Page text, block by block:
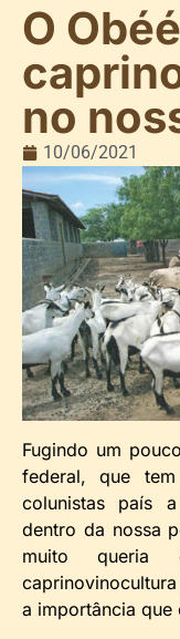
O
no
10/06/2021
Fugindo um
federal, que
colunistas país
dentro da nossa
muito queria
a importância que